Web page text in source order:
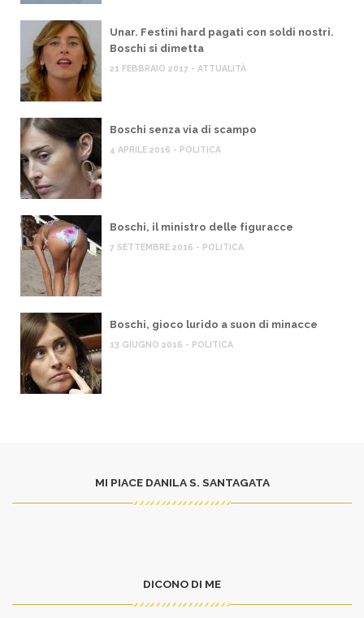
Unar. Festini hard pagati con soldi nostri.
Boschi si dimetta
21 FEBBRAIO 2017 - ATTUALITÀ
Boschi senza via di scampo
4 APRILE 2016 - POLITICA
Boschi, il ministro delle figuracce
7 SETTEMBRE 2016 - POLITICA
Boschi, gioco lurido a suon di minacce
13 GIUGNO 2016 - POLITICA
MI PIACE DANILA S. SANTAGATA
DICONO DI ME